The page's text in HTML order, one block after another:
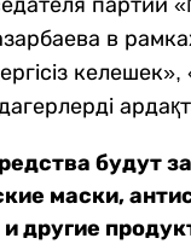
партии
в
будут
маски,
другие